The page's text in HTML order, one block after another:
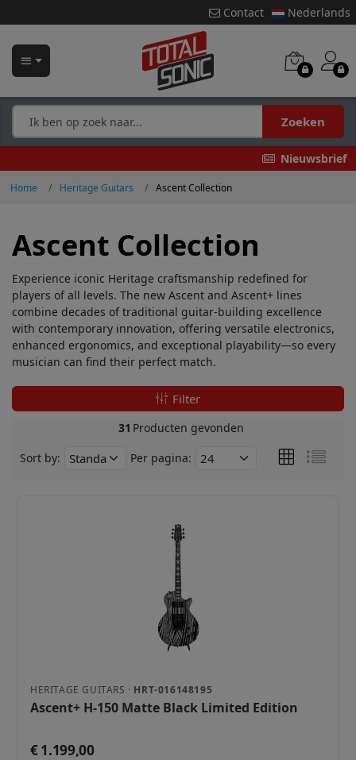
Contact Nederlands
Zoeken
Nieuwsbrief
Home Heritage Guitars Ascent Collection
Ascent Collection
Experience iconic Heritage craftsmanship redefined for
players of all levels. The new Ascent and Ascent+ lines
combine decades of traditional guitar-building excellence
with contemporary innovation, offering versatile electronics,
enhanced ergonomics, and exceptional playability—so every
musician can find their perfect match.
Filter
31 Producten gevonden
Sort by: Per pagina:
HERITAGE GUITARS · HRT-016148195
Ascent+ H-150 Matte Black Limited Edition
€ 1.199,00